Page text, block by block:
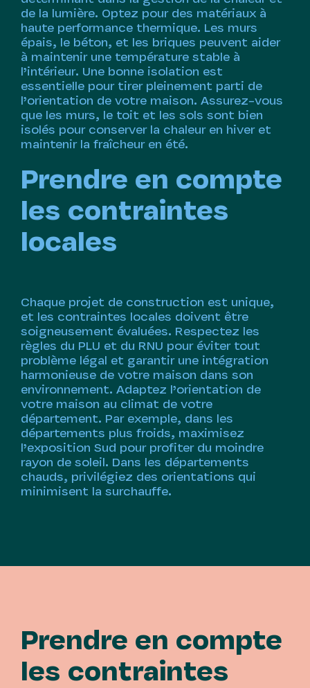
de la lumière. Optez pour des matériaux à
haute performance thermique. Les murs
épais, le béton, et les briques peuvent aider
à maintenir une température stable à
l’intérieur. Une bonne isolation est
essentielle pour tirer pleinement parti de
l’orientation de votre maison. Assurez-vous
que les murs, le toit et les sols sont bien
isolés pour conserver la chaleur en hiver et
maintenir la fraîcheur en été.
Prendre en compte
les contraintes
locales
Chaque projet de construction est unique,
et les contraintes locales doivent être
soigneusement évaluées. Respectez les
règles du PLU et du RNU pour éviter tout
problème légal et garantir une intégration
harmonieuse de votre maison dans son
environnement. Adaptez l’orientation de
votre maison au climat de votre
département. Par exemple, dans les
départements plus froids, maximisez
l’exposition Sud pour profiter du moindre
rayon de soleil. Dans les départements
chauds, privilégiez des orientations qui
minimisent la surchauffe.
Prendre en compte
les contraintes